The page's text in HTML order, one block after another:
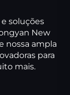
soluções
New
nossa ampla
para
mais.